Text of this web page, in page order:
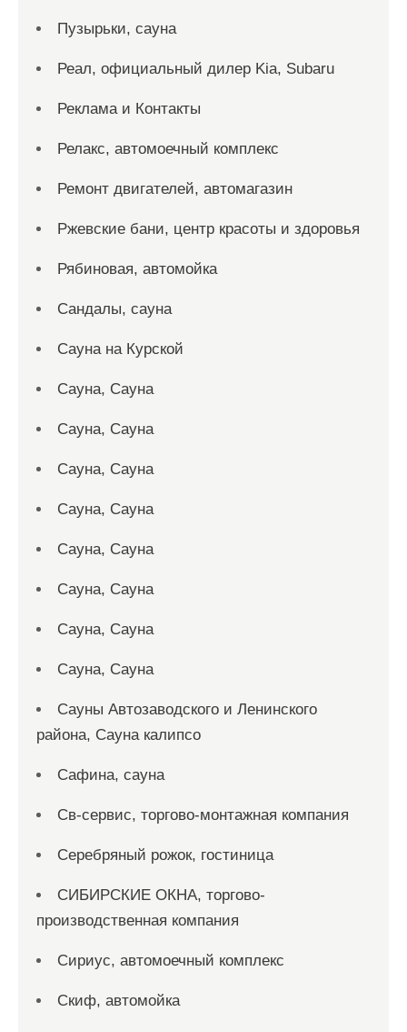
Пузырьки, сауна
Реал, официальный дилер Kia, Subaru
Реклама и Контакты
Релакс, автомоечный комплекс
Ремонт двигателей, автомагазин
Ржевские бани, центр красоты и здоровья
Рябиновая, автомойка
Сандалы, сауна
Сауна на Курской
Сауна, Сауна
Сауна, Сауна
Сауна, Сауна
Сауна, Сауна
Сауна, Сауна
Сауна, Сауна
Сауна, Сауна
Сауна, Сауна
Сауны Автозаводского и Ленинского
района, Сауна калипсо
Сафина, сауна
Св-сервис, торгово-монтажная компания
Серебряный рожок, гостиница
СИБИРСКИЕ ОКНА, торгово-
производственная компания
Сириус, автомоечный комплекс
Скиф, автомойка